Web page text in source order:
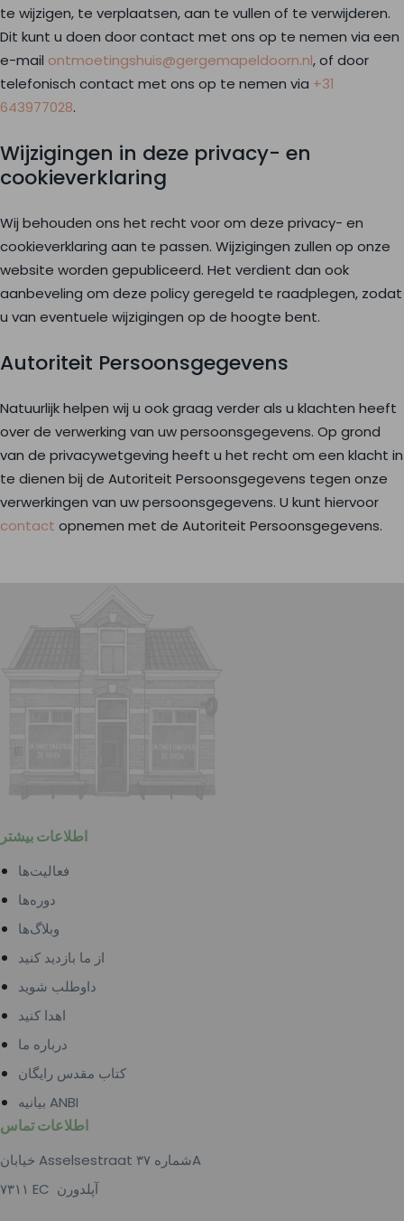
te wijzigen, te verplaatsen, aan te vullen of te verwijderen.
Dit kunt u doen door contact met ons op te nemen via een
e-mail ontmoetingshuis@gergemapeldoorn.nl, of door
telefonisch contact met ons op te nemen via +31
643977028.
Wijzigingen in deze privacy- en
cookieverklaring
Wij behouden ons het recht voor om deze privacy- en
cookieverklaring aan te passen. Wijzigingen zullen op onze
website worden gepubliceerd. Het verdient dan ook
aanbeveling om deze policy geregeld te raadplegen, zodat
u van eventuele wijzigingen op de hoogte bent.
Autoriteit Persoonsgegevens
Natuurlijk helpen wij u ook graag verder als u klachten heeft
over de verwerking van uw persoonsgegevens. Op grond
van de privacywetgeving heeft u het recht om een klacht in
te dienen bij de Autoriteit Persoonsgegevens tegen onze
verwerkingen van uw persoonsgegevens. U kunt hiervoor
contact opnemen met de Autoriteit Persoonsgegevens.
اطلاعات بیشتر
فعالیت‌ها
دوره‌ها
وبلاگ‌ها
از ما بازدید کنید
داوطلب شوید
اهدا کنید
درباره ما
کتاب مقدس رایگان
بیانیه ANBI
اطلاعات تماس
خیابان Asselsestraat شماره ۳۷A
۷۳۱۱ EC آپلدورن